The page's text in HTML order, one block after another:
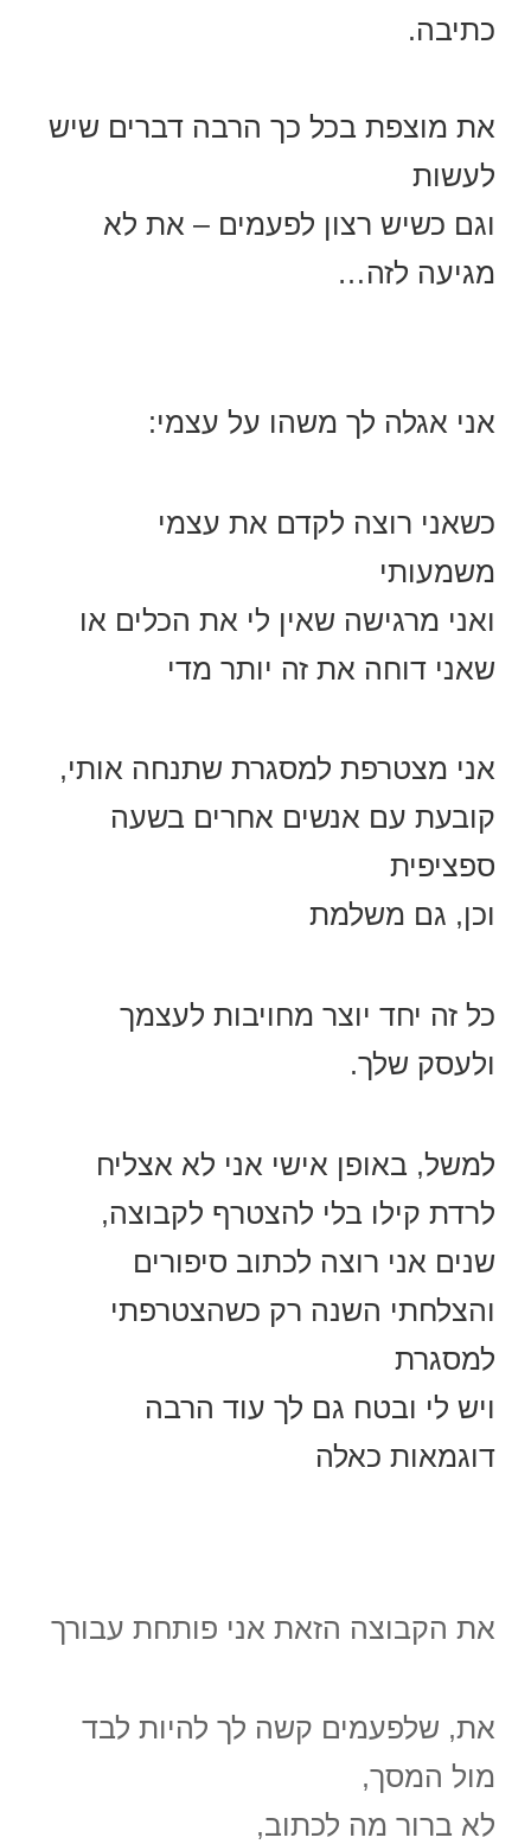
כתיבה.
את מוצפת בכל כך הרבה דברים שיש
לעשות
וגם כשיש רצון לפעמים – את לא
מגיעה לזה…
אני אגלה לך משהו על עצמי:
כשאני רוצה לקדם את עצמי
משמעותי
ואני מרגישה שאין לי את הכלים או
שאני דוחה את זה יותר מדי
אני מצטרפת למסגרת שתנחה אותי,
קובעת עם אנשים אחרים בשעה
ספציפית
וכן, גם משלמת
כל זה יחד יוצר מחויבות לעצמך
ולעסק שלך.
למשל, באופן אישי אני לא אצליח
לרדת קילו בלי להצטרף לקבוצה,
שנים אני רוצה לכתוב סיפורים
והצלחתי השנה רק כשהצטרפתי
למסגרת
ויש לי ובטח גם לך עוד הרבה
דוגמאות כאלה
את הקבוצה הזאת אני פותחת עבורך
את, שלפעמים קשה לך להיות לבד
מול המסך,
לא ברור מה לכתוב,